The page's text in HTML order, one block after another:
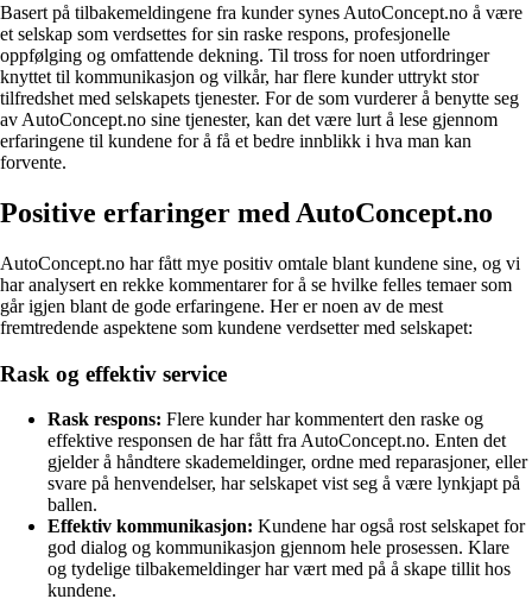
Basert på tilbakemeldingene fra kunder synes AutoConcept.no å være
et selskap som verdsettes for sin raske respons, profesjonelle
oppfølging og omfattende dekning. Til tross for noen utfordringer
knyttet til kommunikasjon og vilkår, har flere kunder uttrykt stor
tilfredshet med selskapets tjenester. For de som vurderer å benytte seg
av AutoConcept.no sine tjenester, kan det være lurt å lese gjennom
erfaringene til kundene for å få et bedre innblikk i hva man kan
forvente.
Positive erfaringer med AutoConcept.no
AutoConcept.no har fått mye positiv omtale blant kundene sine, og vi
har analysert en rekke kommentarer for å se hvilke felles temaer som
går igjen blant de gode erfaringene. Her er noen av de mest
fremtredende aspektene som kundene verdsetter med selskapet:
Rask og effektiv service
Rask respons: Flere kunder har kommentert den raske og
effektive responsen de har fått fra AutoConcept.no. Enten det
gjelder å håndtere skademeldinger, ordne med reparasjoner, eller
svare på henvendelser, har selskapet vist seg å være lynkjapt på
ballen.
Effektiv kommunikasjon: Kundene har også rost selskapet for
god dialog og kommunikasjon gjennom hele prosessen. Klare
og tydelige tilbakemeldinger har vært med på å skape tillit hos
kundene.